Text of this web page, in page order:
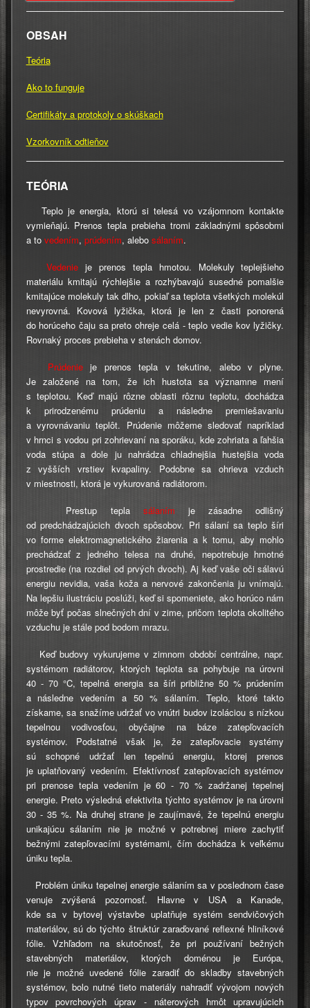
OBSAH
Teória
Ako to funguje
Certifikáty a protokoly o skúškach
Vzorkovník odtieňov
TEÓRIA
Teplo je energia, ktorú si telesá vo vzájomnom kontakte
vymieňajú. Prenos tepla prebieha tromi základnými spôsobmi
a to vedením, prúdením, alebo sálaním.
Vedenie je prenos tepla hmotou. Molekuly teplejšieho
materiálu kmitajú rýchlejšie a rozhýbavajú susedné pomalšie
kmitajúce molekuly tak dlho, pokiaľ sa teplota všetkých molekúl
nevyrovná. Kovová lyžička, ktorá je len z časti ponorená
do horúceho čaju sa preto ohreje celá - teplo vedie kov lyžičky.
Rovnaký proces prebieha v stenách domov.
Prúdenieje prenos tepla v tekutine, alebo v plyne.
Je založené na tom, že ich hustota sa významne mení
s teplotou. Keď majú rôzne oblasti rôznu teplotu, dochádza
k prirodzenému prúdeniu a následne premiešavaniu
a vyrovnávaniu teplôt. Prúdenie môžeme sledovať napríklad
v hrnci s vodou pri zohrievaní na sporáku, kde zohriata a ľahšia
voda stúpa a dole ju nahrádza chladnejšia hustejšia voda
z vyšších vrstiev kvapaliny. Podobne sa ohrieva vzduch
v miestnosti, ktorá je vykurovaná radiátorom.
Prestup tepla sálaním je zásadne odlišný
od predchádzajúcich dvoch spôsobov. Pri sálaní sa teplo šíri
vo forme elektromagnetického žiarenia a k tomu, aby mohlo
prechádzať z jedného telesa na druhé, nepotrebuje hmotné
prostredie (na rozdiel od prvých dvoch). Aj keď vaše oči sálavú
energiu nevidia, vaša koža a nervové zakončenia ju vnímajú.
Na lepšiu ilustráciu poslúži, keď si spomeniete, ako horúco nám
môže byť počas slnečných dní v zime, pričom teplota okolitého
vzduchu je stále pod bodom mrazu.
Keď budovy vykurujeme v zimnom období centrálne, napr.
systémom radiátorov, ktorých teplota sa pohybuje na úrovni
40 - 70 °C, tepelná energia sa šíri približne 50 % prúdením
a následne vedením a 50 % sálaním. Teplo, ktoré takto
získame, sa snažíme udržať vo vnútri budov izoláciou s nízkou
tepelnou vodivosťou, obyčajne na báze zatepľovacích
systémov. Podstatné však je, že zatepľovacie systémy
sú schopné udržať len tepelnú energiu, ktorej prenos
je uplatňovaný vedením. Efektívnosť zatepľovacích systémov
pri prenose tepla vedením je 60 - 70 % zadržanej tepelnej
energie. Preto výsledná efektivita týchto systémov je na úrovni
30 - 35 %. Na druhej strane je zaujímavé, že tepelnú energiu
unikajúcu sálaním nie je možné v potrebnej miere zachytiť
bežnými zatepľovacími systémami, čím dochádza k veľkému
úniku tepla.
Problém úniku tepelnej energie sálaním sa v poslednom čase
venuje zvýšená pozornosť. Hlavne v USA a Kanade,
kde sa v bytovej výstavbe uplatňuje systém sendvičových
materiálov, sú do týchto štruktúr zaraďované reflexné hliníkové
fólie. Vzhľadom na skutočnosť, že pri používaní bežných
stavebných materiálov, ktorých doménou je Európa,
nie je možné uvedené fólie zaradiť do skladby stavebných
systémov, bolo nutné tieto materiály nahradiť vývojom nových
typov povrchových úprav - náterových hmôt upravujúcich